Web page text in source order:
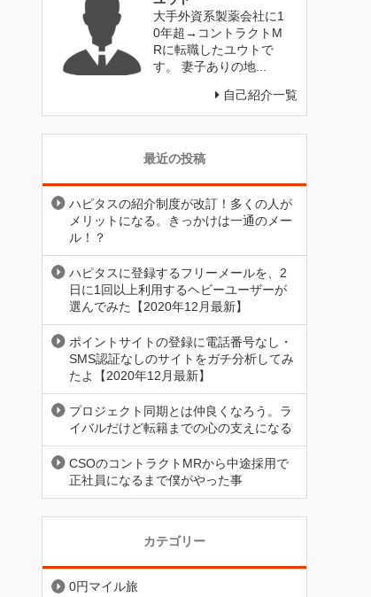
大手外資系製薬会社に1
0年超→コントラクトM
Rに転職したユウトで
す。 妻子ありの地...
自己紹介一覧
最近の投稿
ハピタスの紹介制度が改訂！多くの人が
メリットになる。きっかけは一通のメー
ル！？
ハピタスに登録するフリーメールを、2
日に1回以上利用するヘビーユーザーが
選んでみた【2020年12月最新】
ポイントサイトの登録に電話番号なし・
SMS認証なしのサイトをガチ分析してみ
たよ【2020年12月最新】
プロジェクト同期とは仲良くなろう。ラ
イバルだけど転籍までの心の支えになる
CSOのコントラクトMRから中途採用で
正社員になるまで僕がやった事
カテゴリー
0円マイル旅